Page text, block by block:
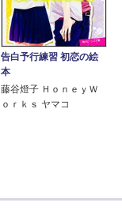
告白予行練習 初恋の絵
本
藤谷燈子 ＨｏｎｅｙＷ
ｏｒｋｓ ヤマコ